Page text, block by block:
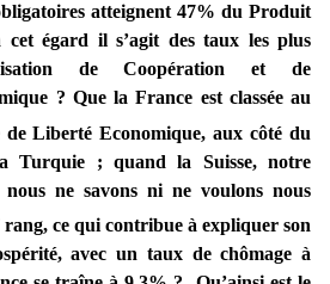
atteignent 47% du Produit
égard il s’agit des taux les plus
de Coopération et de
? Que la France est classée au
de Liberté Economique, aux côté du
Turquie ; quand la Suisse, notre
nous ne savons ni ne voulons nous
rang, ce qui contribue à expliquer son
avec un taux de chômage à